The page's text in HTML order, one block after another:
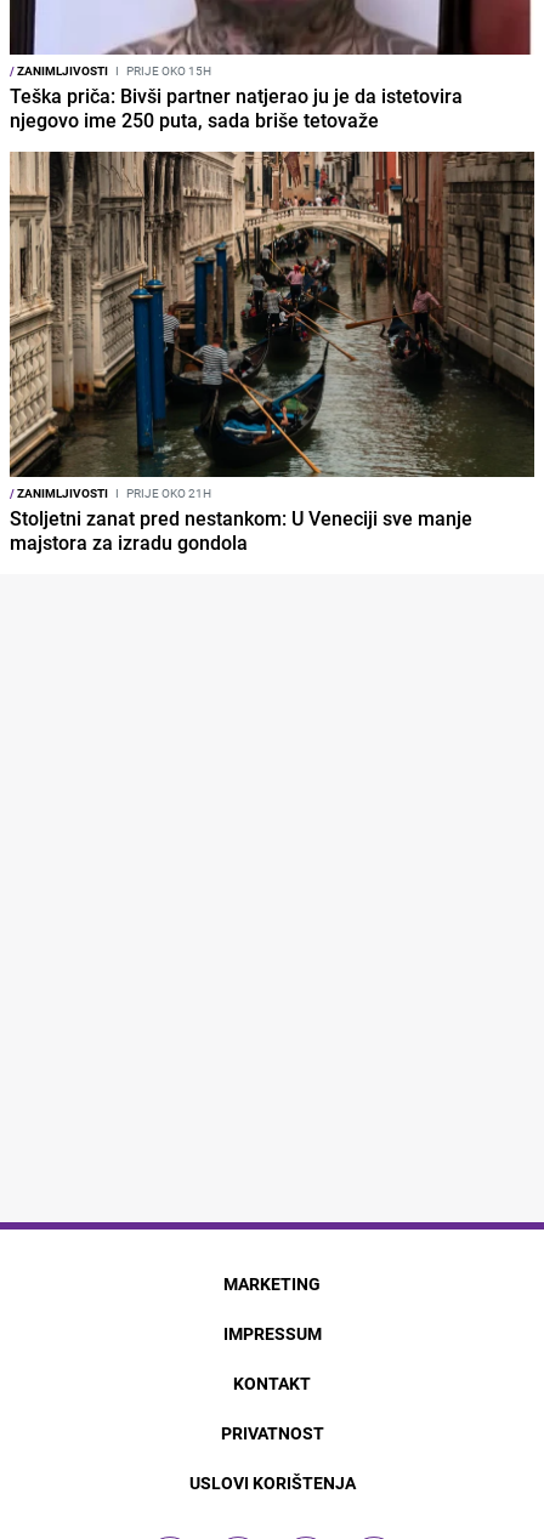
/ZANIMLJIVOSTI I PRIJE OKO 15H
Teška priča: Bivši partner natjerao ju je da istetovira
njegovo ime 250 puta, sada briše tetovaže
/ZANIMLJIVOSTI I PRIJE OKO 21H
Stoljetni zanat pred nestankom: U Veneciji sve manje
majstora za izradu gondola
MARKETING
IMPRESSUM
KONTAKT
PRIVATNOST
USLOVI KORIŠTENJA